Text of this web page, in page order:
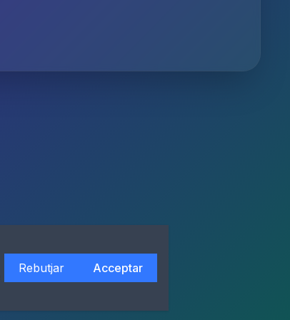
Rebutjar Acceptar